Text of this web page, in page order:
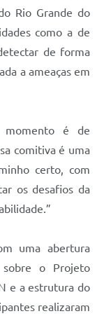
Rio Grande do
como a de
de forma
a ameaças em
momento é de
comitiva é uma
certo, com
os desafios da
uma abertura
sobre o Projeto
e a estrutura do
realizaram